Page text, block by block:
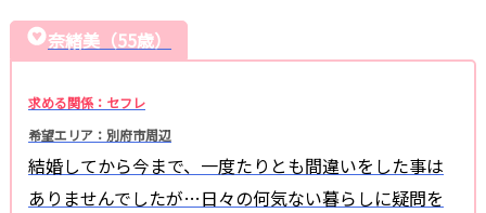
奈緒美（55歳）
求める関係：セフレ
希望エリア：別府市周辺
結婚してから今まで、一度たりとも間違いをした事は
ありませんでしたが…日々の何気ない暮らしに疑問を